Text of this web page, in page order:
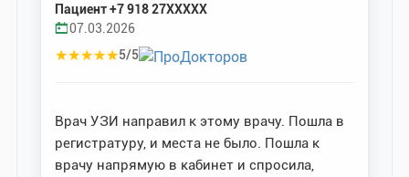
Пациент +7 918 27XXXXX
07.03.2026
★★★★★5/5
Врач УЗИ направил к этому врачу. Пошла в
регистратуру, и места не было. Пошла к
врачу напрямую в кабинет и спросила,